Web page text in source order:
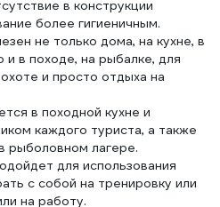
в конструкции
более гигиеничным.
не только дома, на кухне, в
в походе, на рыбалке, для
и просто отдыха на
в походной кухне и
каждого туриста, а также
рыболовном лагере.
для использования
с собой на тренировку или
на работу.